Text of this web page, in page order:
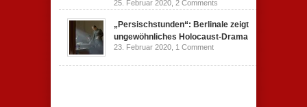
25. Februar 2020, 2 Comments
„Persischstunden“: Berlinale zeigt
ungewöhnliches Holocaust-Drama
23. Februar 2020, 1 Comment